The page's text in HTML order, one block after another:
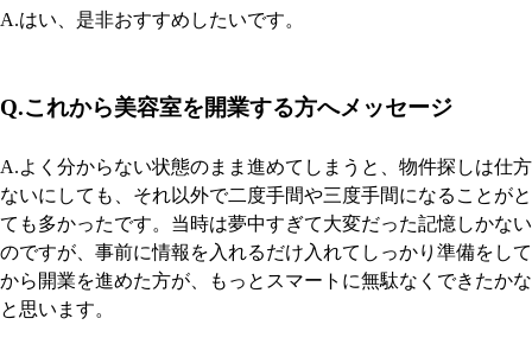
A.はい、是非おすすめしたいです。
Q.これから美容室を開業する方へメッセージ
A.よく分からない状態のまま進めてしまうと、物件探しは仕方
ないにしても、それ以外で二度手間や三度手間になることがと
ても多かったです。当時は夢中すぎて大変だった記憶しかない
のですが、事前に情報を入れるだけ入れてしっかり準備をして
から開業を進めた方が、もっとスマートに無駄なくできたかな
と思います。